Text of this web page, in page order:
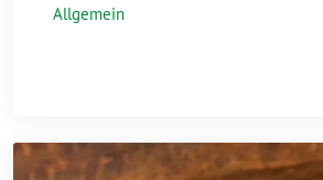
Allgemein